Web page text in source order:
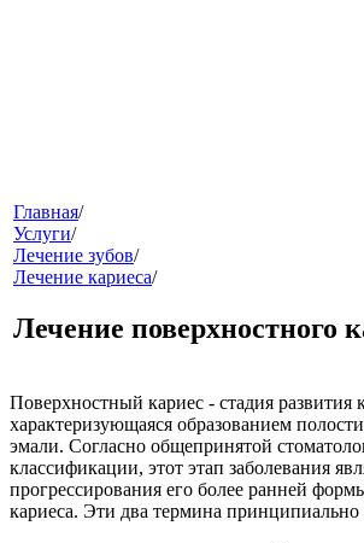
меню
звонок
Главная/
Услуги/
Лечение зубов/
Лечение кариеса/
Лечение поверхностного
Поверхностный кариес - стадия развития
характеризующаяся образованием
эмали. Согласно общепринятой
классификации, этот этап заболевания
прогрессирования его более ранней
кариеса. Эти два термина принципиально